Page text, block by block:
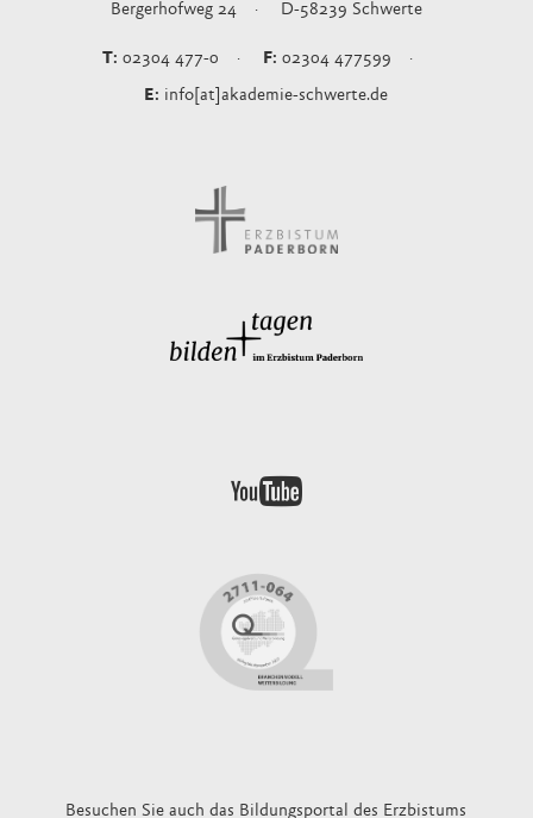
Bergerhofweg 24 D-58239 Schwerte
02304 477-0 02304 477599
info[at]akademie-schwerte.de
Besuchen Sie auch das Bildungsportal des Erzbistums